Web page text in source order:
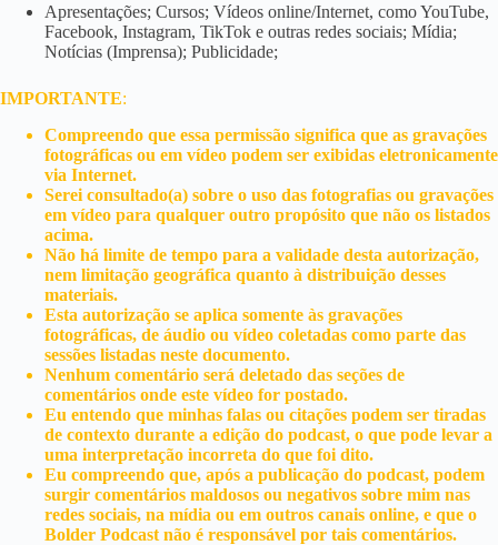
Apresentações; Cursos; Vídeos online/Internet, como YouTube,
Facebook, Instagram, TikTok e outras redes sociais; Mídia;
Notícias (Imprensa); Publicidade;
IMPORTANTE:
Compreendo que essa permissão significa que as gravações
fotográficas ou em vídeo podem ser exibidas eletronicamente
via Internet.
Serei consultado(a) sobre o uso das fotografias ou gravações
em vídeo para qualquer outro propósito que não os listados
acima.
Não há limite de tempo para a validade desta autorização,
nem limitação geográfica quanto à distribuição desses
materiais.
Esta autorização se aplica somente às gravações
fotográficas, de áudio ou vídeo coletadas como parte das
sessões listadas neste documento.
Nenhum comentário será deletado das seções de
comentários onde este vídeo for postado.
Eu entendo que minhas falas ou citações podem ser tiradas
de contexto durante a edição do podcast, o que pode levar a
uma interpretação incorreta do que foi dito.
Eu compreendo que, após a publicação do podcast, podem
surgir comentários maldosos ou negativos sobre mim nas
redes sociais, na mídia ou em outros canais online, e que o
Bolder Podcast não é responsável por tais comentários.